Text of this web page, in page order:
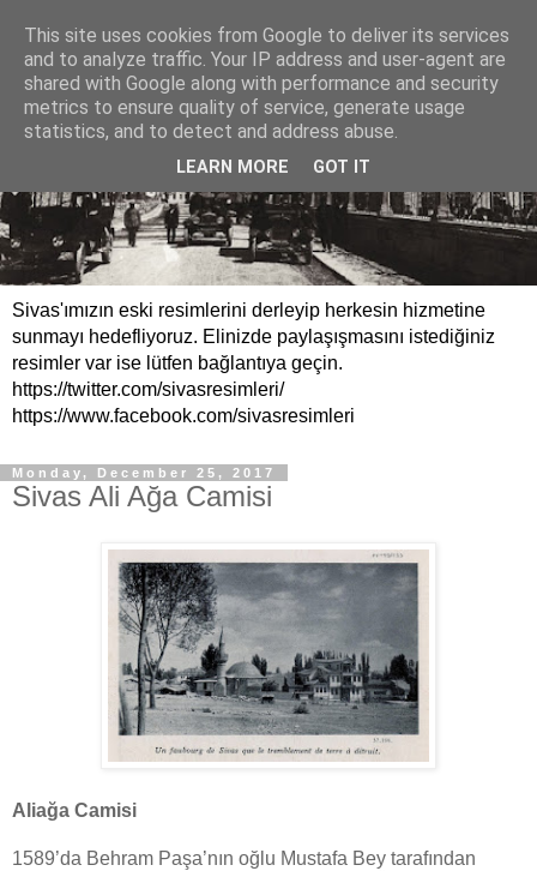
Sivas'ımızın eski resimlerini derleyip herkesin hizmetine
sunmayı hedefliyoruz. Elinizde paylaşışmasını istediğiniz
resimler var ise lütfen bağlantıya geçin.
https://twitter.com/sivasresimleri/
https://www.facebook.com/sivasresimleri
Monday, December 25, 2017
Sivas Ali Ağa Camisi
Aliağa Camisi
1589’da Behram Paşa’nın oğlu Mustafa Bey tarafından
This site uses cookies from Google to deliver its services
and to analyze traffic. Your IP address and user-agent are
shared with Google along with performance and security
metrics to ensure quality of service, generate usage
statistics, and to detect and address abuse.
LEARN MORE GOT IT